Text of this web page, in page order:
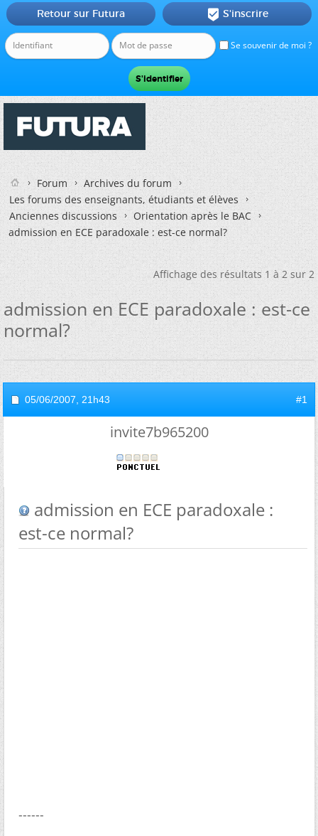
Se souvenir de moi ?
Retour sur Futura  S'inscrire
Forum
Archives du forum
Les forums des enseignants, étudiants et élèves
Anciennes discussions
Orientation après le BAC
admission en ECE paradoxale : est-ce normal?
Affichage des résultats 1 à 2 sur 2
admission en ECE paradoxale : est-ce
normal?
05/06/2007, 21h43 #1
invite7b965200
admission en ECE paradoxale :
est-ce normal?
------